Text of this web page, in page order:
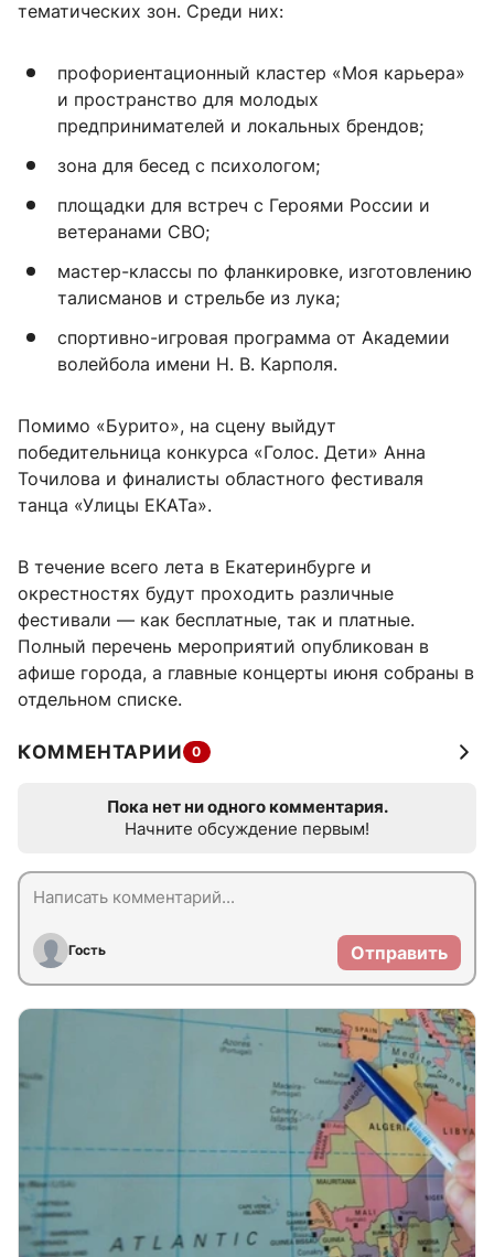
тематических зон. Среди них:
профориентационный кластер «Моя карьера»
и пространство для молодых
предпринимателей и локальных брендов;
зона для бесед с психологом;
площадки для встреч с Героями России и
ветеранами СВО;
мастер-классы по фланкировке, изготовлению
талисманов и стрельбе из лука;
спортивно-игровая программа от Академии
волейбола имени Н. В. Карполя.
Помимо «Бурито», на сцену выйдут
победительница конкурса «Голос. Дети» Анна
Точилова и финалисты областного фестиваля
танца «Улицы ЕКАТа».
В течение всего лета в Екатеринбурге и
окрестностях будут проходить различные
фестивали — как бесплатные, так и платные.
Полный перечень мероприятий опубликован в
афише города, а главные концерты июня собраны в
отдельном списке.
КОММЕНТАРИИ 0
Пока нет ни одного комментария.
Начните обсуждение первым!
Гость Отправить